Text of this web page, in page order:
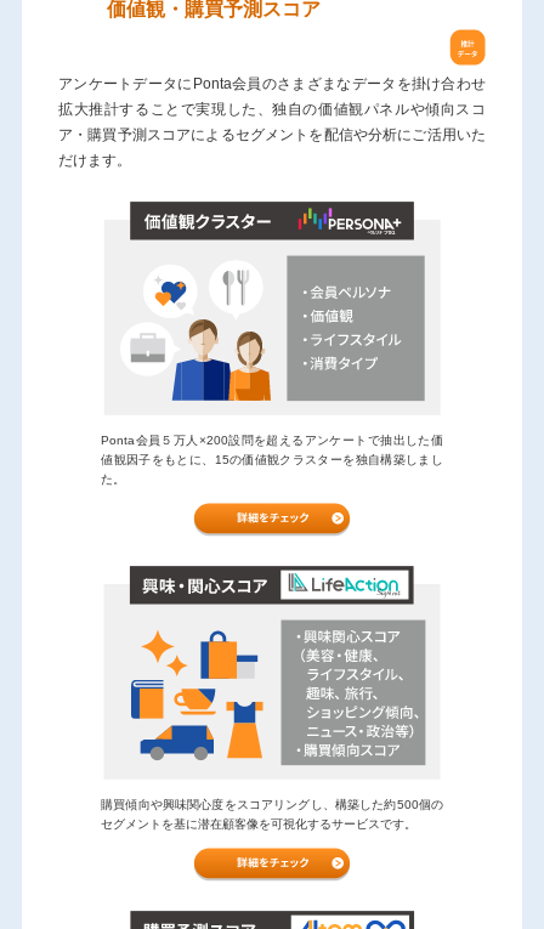
価値観・購買予測スコア
アンケートデータにPonta会員のさまざまなデータを掛け合わせ
拡大推計することで実現した、独自の価値観パネルや傾向スコ
ア・購買予測スコアによるセグメントを配信や分析にご活用いた
だけます。
Ponta会員５万人×200設問を超えるアンケートで抽出した価
値観因子をもとに、15の価値観クラスターを独自構築しまし
た。
購買傾向や興味関心度をスコアリングし、構築した約500個の
セグメントを基に潜在顧客像を可視化するサービスです。